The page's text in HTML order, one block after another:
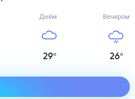
Днём
29°
Вечером
26°
одеться сегодня